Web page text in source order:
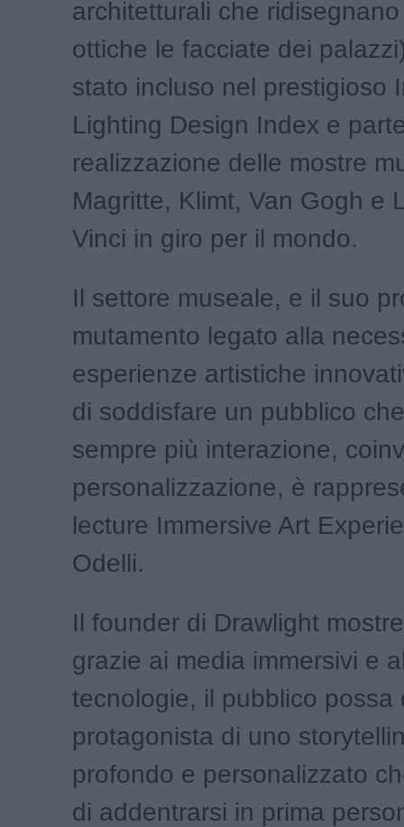
architetturali che
ottiche le facciate dei
stato incluso nel prestigioso
Lighting Design Index e
realizzazione delle mostre
Magritte, Klimt, Van Gogh e
Vinci in giro per il mondo.
Il settore museale, e il suo
mutamento legato alla
esperienze artistiche
di soddisfare un pubblico
sempre più interazione,
personalizzazione, è
lecture Immersive Art
Odelli.
Il founder di Drawlight
grazie ai media immersivi e
tecnologie, il pubblico possa
protagonista di uno
profondo e personalizzato
di addentrarsi in prima